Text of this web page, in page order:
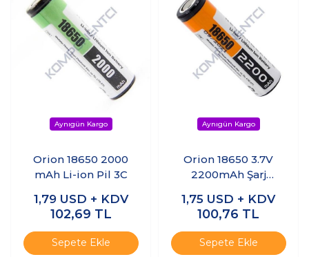
Orion 18650 2000
mAh Li-ion Pil 3C
1,79 USD + KDV
102,69 TL
Sepete Ekle
Orion 18650 3.7V
2200mAh Şarj
1,75 USD + KDV
100,76 TL
Sepete Ekle